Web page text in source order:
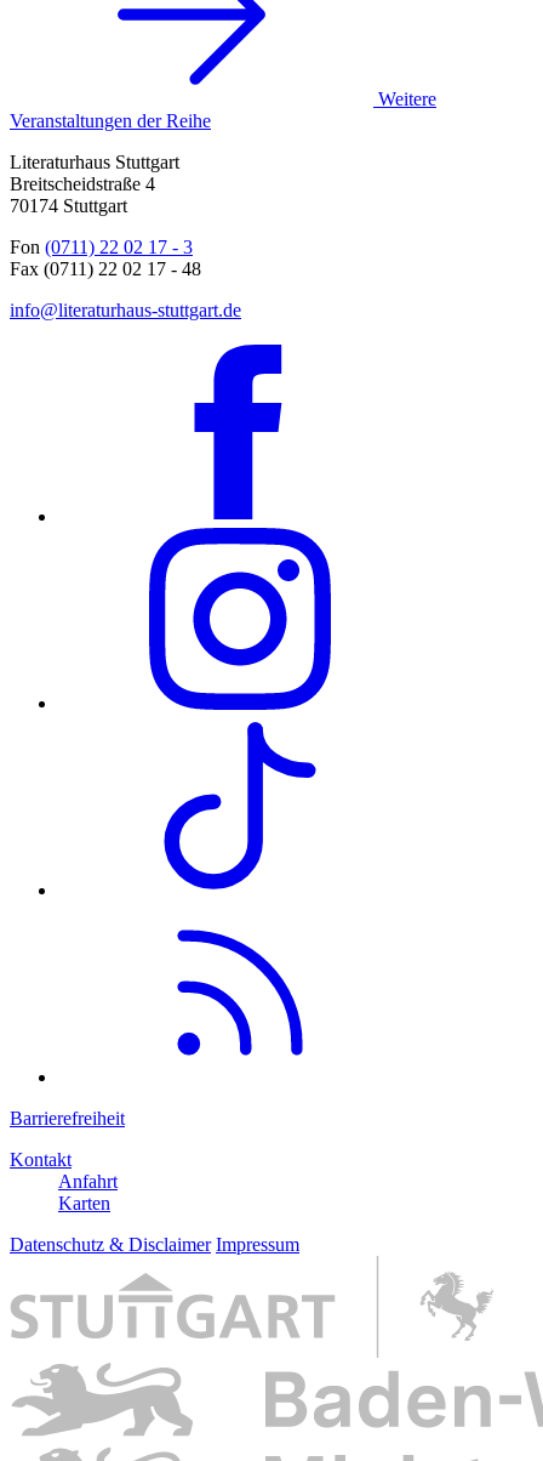
Weitere
Veranstaltungen der Reihe
Literaturhaus Stuttgart
Breitscheidstraße 4
70174 Stuttgart
Fon (0711) 22 02 17 - 3
Fax (0711) 22 02 17 - 48
info@literaturhaus-stuttgart.de
Barrierefreiheit
Kontakt
Anfahrt
Karten
Datenschutz & Disclaimer Impressum